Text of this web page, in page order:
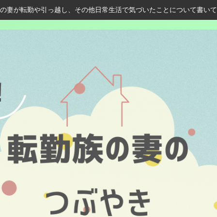
妻が転勤や引っ越し、その他日常生活で気づいたことについて書い